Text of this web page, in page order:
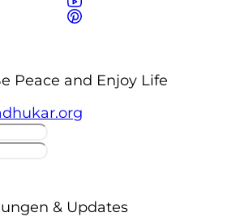
Peace and Enjoy Life
& Updates